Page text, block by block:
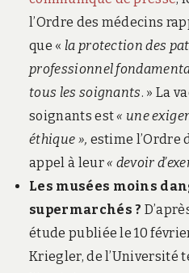
l’Ordre des médecins
que « la protection des
professionnel
tous les soignants. » La
soignants est« une
éthique », estime l’Ordre
appel à leur« devoir
Les musées moins
supermarchés ?
étude publiée le 10
Kriegler, de l’Université